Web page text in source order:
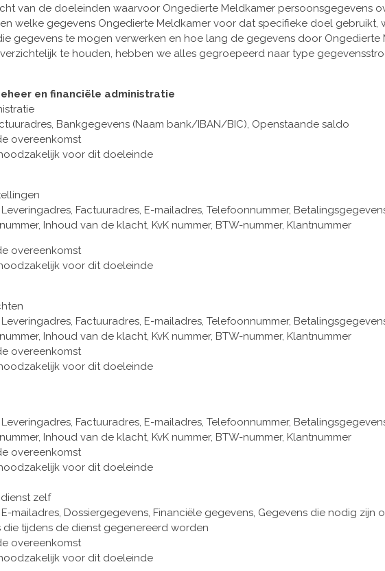
van de doeleinden waarvoor Ongedierte Meldkamer persoonsgegevens
welke gegevens Ongedierte Meldkamer voor dat specifieke doel gebruikt,
gegevens te mogen verwerken en hoe lang de gegevens door Ongedierte
te houden, hebben we alles gegroepeerd naar type
en financiële administratie
Bankgegevens (Naam bank/IBAN/BIC), Openstaande saldo
overeenkomst
voor dit doeleinde
Factuuradres, E-mailadres, Telefoonnummer,
Inhoud van de klacht, KvK nummer, BTW-nummer, Klantnummer
overeenkomst
voor dit doeleinde
Factuuradres, E-mailadres, Telefoonnummer,
Inhoud van de klacht, KvK nummer, BTW-nummer, Klantnummer
overeenkomst
voor dit doeleinde
Factuuradres, E-mailadres, Telefoonnummer,
Inhoud van de klacht, KvK nummer, BTW-nummer, Klantnummer
overeenkomst
voor dit doeleinde
zelf
mailadres, Dossiergegevens, Financiële gegevens, Gegevens die nodig zijn
die tijdens de dienst gegenereerd worden
overeenkomst
voor dit doeleinde